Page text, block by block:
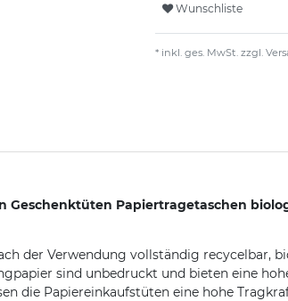
Wunschliste
* inkl. ges. MwSt. zzgl.
Geschenktüten Papiertragetaschen
der Verwendung vollständig recycelbar,
sind unbedruckt und bieten eine
die Papiereinkaufstüten eine hohe